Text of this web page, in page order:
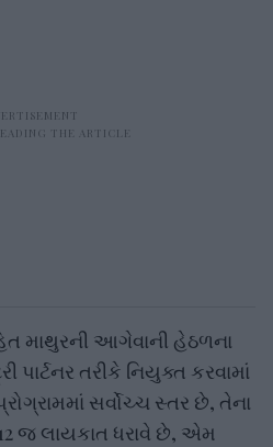
માથુરની આગેવાની હેઠળના
તરીકે નિયુક્ત કરવામાં
સર્વોચ્ચ સ્તર છે, તેના
12 જ લાયકાત ધરાવે છે, એમ